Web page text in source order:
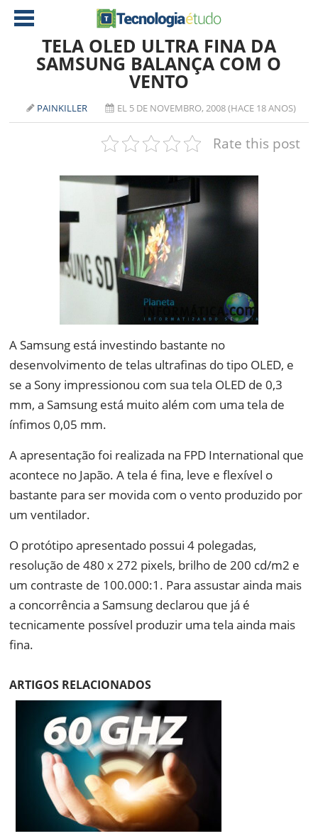
AMD
SOFTWARE
NOTEBOOKS
TABLETS
TELA OLED ULTRA FINA DA
SAMSUNG BALANÇA COM O
VENTO
PAINKILLER EL 5 DE NOVEMBRO, 2008 (HACE 18 ANOS)
Rate this post
A Samsung está investindo bastante no
desenvolvimento de telas ultrafinas do tipo OLED, e
se aSony impressionou com sua tela OLED de 0,3
mm, a Samsung está muito além com uma tela de
ínfimos 0,05 mm.
A apresentação foi realizada na FPD International que
acontece no Japão. A tela é fina, leve e flexível o
bastante para ser movida com o vento produzido por
um ventilador.
O protótipo apresentado possui 4 polegadas,
resolução de 480 x 272 pixels, brilho de 200 cd/m2 e
um contraste de 100.000:1. Para assustar ainda mais
a concorrência a Samsung declarou que já é
tecnicamente possível produzir uma tela ainda mais
fina.
ARTIGOS RELACIONADOS